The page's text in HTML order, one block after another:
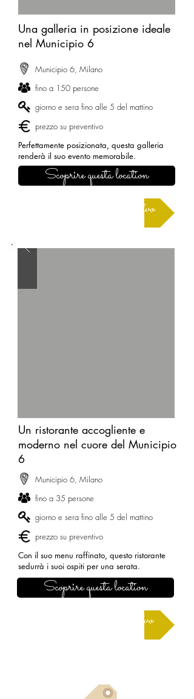
Una galleria in posizione ideale
nel Municipio 6
Municipio 6, Milano
fino a 150 persone
giorno e sera fino alle 5 del mattino
prezzo su preventivo
Perfettamente posizionata, questa galleria
renderà il suo evento memorabile.
Scoprire questa location
Richiedere un preventivo
Un ristorante accogliente e
moderno nel cuore del Municipio
6
Municipio 6, Milano
fino a 35 persone
giorno e sera fino alle 5 del mattino
prezzo su preventivo
Con il suo menu raffinato, questo ristorante
sedurrà i suoi ospiti per una serata.
Scoprire questa location
Richiedere un preventivo